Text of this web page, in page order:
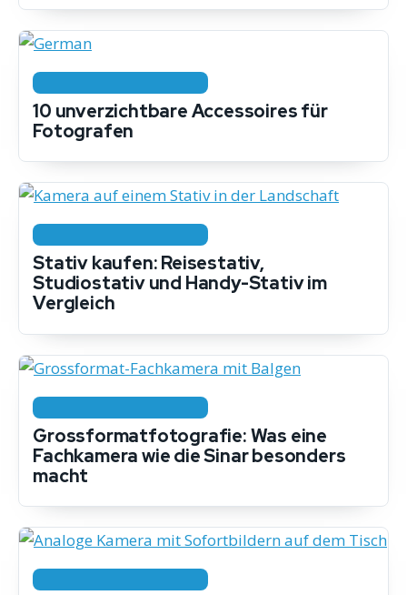
10 unverzichtbare Accessoires für
Fotografen
Stativ kaufen: Reisestativ,
Studiostativ und Handy-Stativ im
Vergleich
Grossformatfotografie: Was eine
Fachkamera wie die Sinar besonders
macht